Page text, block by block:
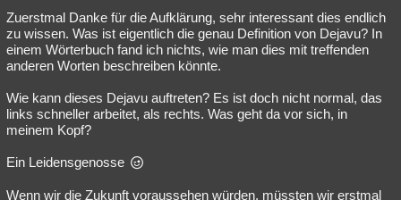
Zuerstmal Danke für die Aufklärung, sehr interessant dies endlich
zu wissen. Was ist eigentlich die genau Definition von Dejavu? In
einem Wörterbuch fand ich nichts, wie man dies mit treffenden
anderen Worten beschreiben könnte.
Wie kann dieses Dejavu auftreten? Es ist doch nicht normal, das
links schneller arbeitet, als rechts. Was geht da vor sich, in
meinem Kopf?
Ein Leidensgenosse
Wenn wir die Zukunft voraussehen würden, müssten wir erstmal